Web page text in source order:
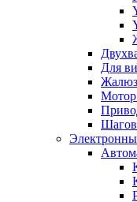
Для
Мотор